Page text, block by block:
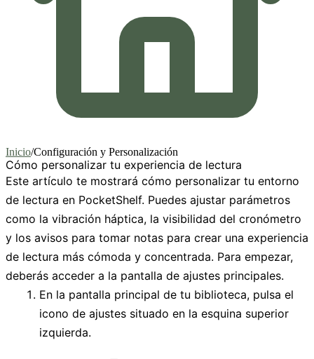
Inicio/Configuración y Personalización
Cómo personalizar tu experiencia de lectura
Este artículo te mostrará cómo personalizar tu entorno
de lectura en PocketShelf. Puedes ajustar parámetros
como la vibración háptica, la visibilidad del cronómetro
y los avisos para tomar notas para crear una experiencia
de lectura más cómoda y concentrada. Para empezar,
deberás acceder a la pantalla de ajustes principales.
En la pantalla principal de tu biblioteca, pulsa el
icono de ajustes situado en la esquina superior
izquierda.